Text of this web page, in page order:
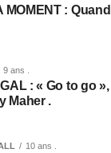
MOMENT :
9 ans .
: « Go to go
Maher .
10 ans .